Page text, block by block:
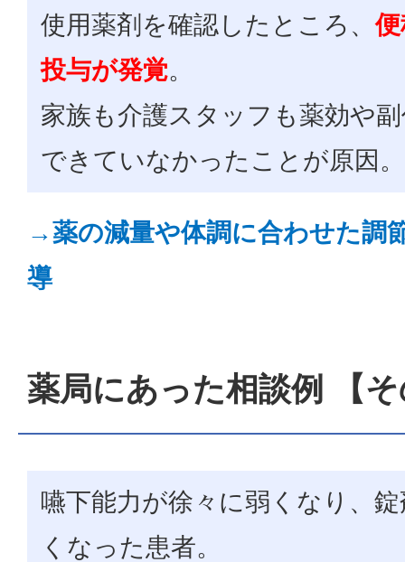
使用薬剤を確認したところ、
投与が発覚。
家族も介護スタッフも薬効や
できていなかったことが原因。
→薬の減量や体調に合わせた調
導
薬局にあった相談例 【
嚥下能力が徐々に弱くなり、
くなった患者。